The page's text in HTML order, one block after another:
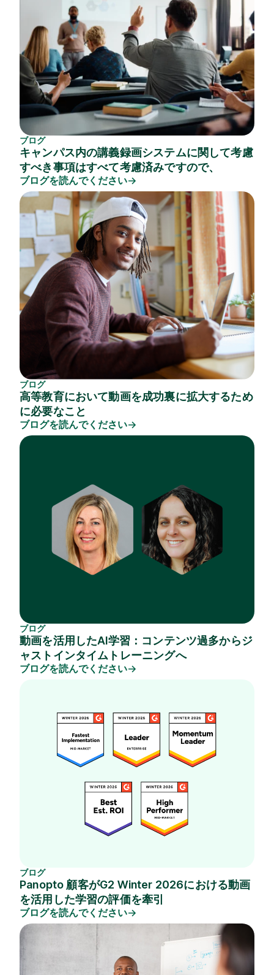
ブログ
キャンパス内の講義録画システムに関して考慮
すべき事項はすべて考慮済みですので、
ブログを読んでください
ブログ
高等教育において動画を成功裏に拡大するため
に必要なこと
ブログを読んでください
ブログ
動画を活用したAI学習：コンテンツ過多からジ
ャストインタイムトレーニングへ
ブログを読んでください
ブログ
Panopto 顧客がG2 Winter 2026における動画
を活用した学習の評価を牽引
ブログを読んでください